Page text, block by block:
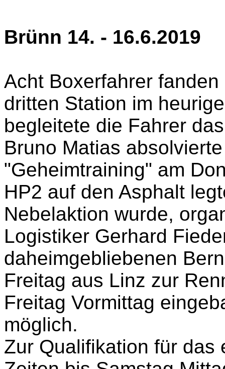
Brünn 14. - 16.6.2019
Acht Boxerfahrer
dritten Station im
begleitete die Fahrer
Bruno Matias
"Geheimtraining" am
HP2 auf den Asphalt
Nebelaktion wurde,
Logistiker Gerhard
daheimgebliebenen
Freitag aus Linz zur
Freitag Vormittag
möglich.
Zur Qualifikation für das